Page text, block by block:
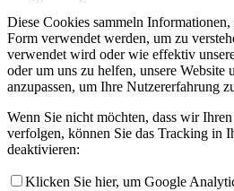
Diese Cookies sammeln
Form verwendet werden, um zu
verwendet wird oder wie effektiv
oder um uns zu helfen, unsere
anzupassen, um Ihre Nutzererfahrung
Wenn Sie nicht möchten, dass wir
verfolgen, können Sie das Tracking in
deaktivieren:
Klicken Sie hier, um Google